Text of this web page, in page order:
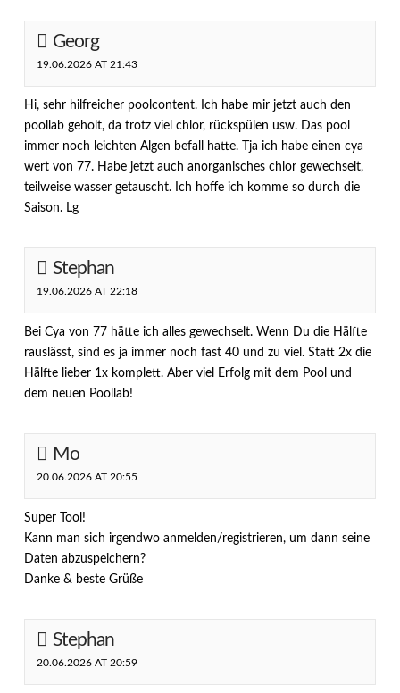
Georg
19.06.2026 AT 21:43
Hi, sehr hilfreicher poolcontent. Ich habe mir jetzt auch den
poollab geholt, da trotz viel chlor, rückspülen usw. Das pool
immer noch leichten Algen befall hatte. Tja ich habe einen cya
wert von 77. Habe jetzt auch anorganisches chlor gewechselt,
teilweise wasser getauscht. Ich hoffe ich komme so durch die
Saison. Lg
Stephan
19.06.2026 AT 22:18
Bei Cya von 77 hätte ich alles gewechselt. Wenn Du die Hälfte
rauslässt, sind es ja immer noch fast 40 und zu viel. Statt 2x die
Hälfte lieber 1x komplett. Aber viel Erfolg mit dem Pool und
dem neuen Poollab!
Mo
20.06.2026 AT 20:55
Super Tool!
Kann man sich irgendwo anmelden/registrieren, um dann seine
Daten abzuspeichern?
Danke & beste Grüße
Stephan
20.06.2026 AT 20:59